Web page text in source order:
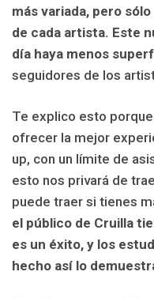
más variada, pero
de cada artista. Este
día haya menos
seguidores de los
Te explico esto
ofrecer la mejor
up, con un límite de
esto nos privará de
puede traer si tienes
el público de Cruilla
es un éxito, y los
hecho así lo